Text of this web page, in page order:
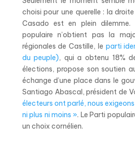
choisi pour une querelle : la
Casado est en plein
populaire n’obtient pas la
régionales de Castille, le parti
du peuple), qui a obtenu 18%
élections, propose son soutien
échange d’une place dans le
Santiago Abascal, président de
électeurs ont parlé, nous
ni plus ni moins ». Le Parti
un choix cornélien.